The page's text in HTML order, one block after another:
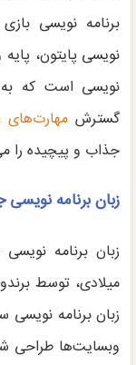
برنامه نویسی
نویسی پایتون،
نویسی است که به
گسترشمهارت‌های
جذاب و پیچیده را
زبان برنامه
زبان برنامه
وبسایت‌ها طراحی